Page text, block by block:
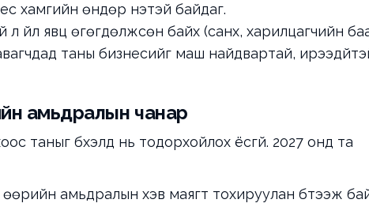
хамгийн өндөр үнэтэй байдаг.
л үйл явц өгөгдөлжсөн байх (санхүү, харилцагчийн
таны бизнесийг маш найдвартай,
амьдралын чанар
таныг бүхэлд нь тодорхойлох ёсгүй. 2027 онд та
өөрийн амьдралын хэв маягт тохируулан бүтээж